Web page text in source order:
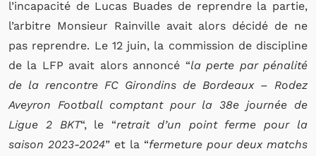
l’incapacité de Lucas Buades de reprendre la partie,
l’arbitre Monsieur Rainville avait alors décidé de ne
pas reprendre. Le 12 juin, la commission de discipline
de la LFP avait alors annoncé “la perte par pénalité
de la rencontre FC Girondins de Bordeaux – Rodez
Aveyron Football comptant pour la 38e journée de
Ligue 2 BKT“, le “retrait d’un point ferme pour la
saison 2023-2024” et la “fermeture pour deux matchs